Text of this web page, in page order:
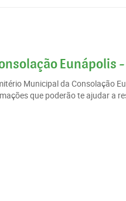
Eunápolis -
Municipal da Consolação
que poderão te ajudar a